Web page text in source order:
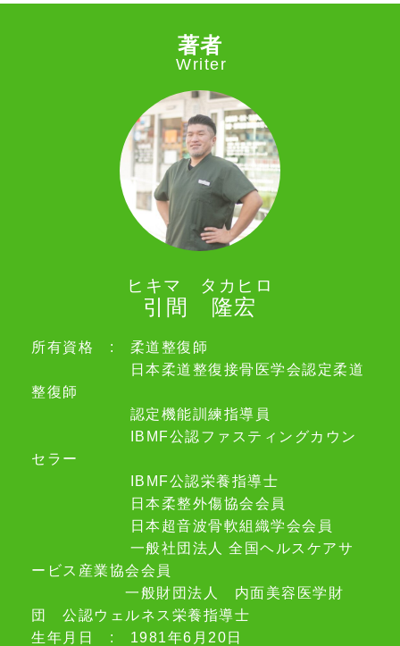
著者
Writer
ヒキマ タカヒロ
引間 隆宏
所有資格 : 柔道整復師
日本柔道整復接骨医学会認定柔道
整復師
認定機能訓練指導員
IBMF公認ファスティングカウン
セラー
IBMF公認栄養指導士
日本柔整外傷協会会員
日本超音波骨軟組織学会会員
一般社団法人 全国ヘルスケアサ
ービス産業協会会員
一般財団法人 内面美容医学財
団 公認ウェルネス栄養指導士
生年月日 : 1981年6月20日